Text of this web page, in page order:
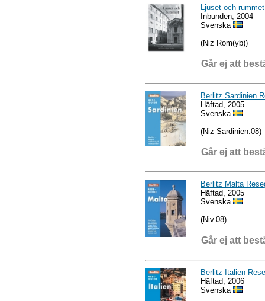
Ljuset och
Inbunden, 2004
Svenska
(Niz Rom(yb))
Går ej att
Berlitz Sardinien
Häftad, 2005
Svenska
(Niz Sardinien.08)
Går ej att
Berlitz Malta
Häftad, 2005
Svenska
(Niv.08)
Går ej att
Berlitz Italien
Häftad, 2006
Svenska